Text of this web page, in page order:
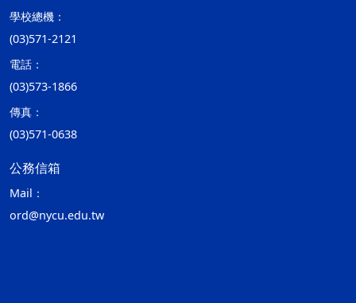
學校總機：
(03)571-2121
電話：
(03)573-1866
傳真：
(03)571-0638
公務信箱
Mail：
ord@nycu.edu.tw